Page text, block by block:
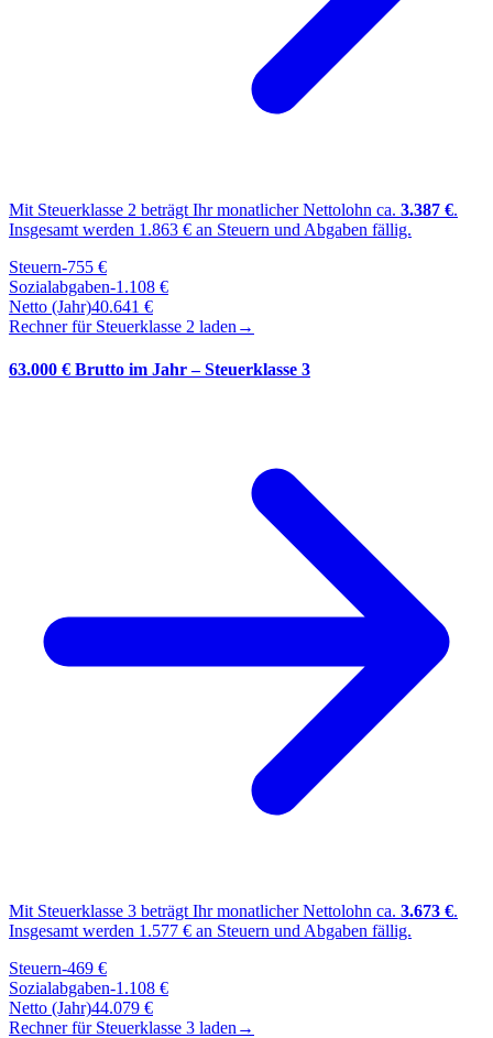
Mit Steuerklasse 2 beträgt Ihr monatlicher Nettolohn ca. 3.387 €.
Insgesamt werden 1.863 € an Steuern und Abgaben fällig.
Steuern-755 €
Sozialabgaben-1.108 €
Netto (Jahr)40.641 €
Rechner für Steuerklasse 2 laden →
63.000 € Brutto im Jahr – Steuerklasse 3
Mit Steuerklasse 3 beträgt Ihr monatlicher Nettolohn ca. 3.673 €.
Insgesamt werden 1.577 € an Steuern und Abgaben fällig.
Steuern-469 €
Sozialabgaben-1.108 €
Netto (Jahr)44.079 €
Rechner für Steuerklasse 3 laden →